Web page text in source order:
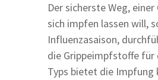
Der sicherste Weg,
sich impfen lassen will,
Influenzasaison,
die Grippeimpfstoffe für
Typs bietet die Impfung